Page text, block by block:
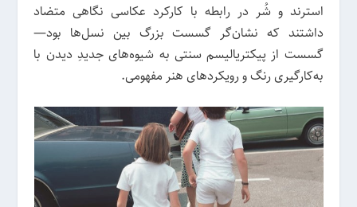
استرند و شُر در رابطه با کارکرد عکاسی نگاهی متضاد
داشتند که نشان‌گر گسست بزرگ بین نسل‌ها بود—
گسست از پیکتریالیسم سنتی به شیوه‌های جدیدِ دیدن با
به‌کارگیری رنگ و رویکردهای هنر مفهومی.